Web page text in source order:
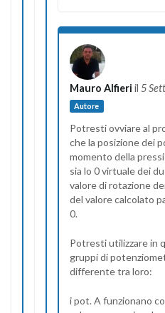
Mauro Alfieri il 5
Autore
Potresti ovviare al
che la posizione dei
momento della
sia lo 0 virtuale dei
valore di rotazione
del valore calcolato
0.
Potresti utilizzare in
gruppi di
differente tra loro:
i pot. A funzionano